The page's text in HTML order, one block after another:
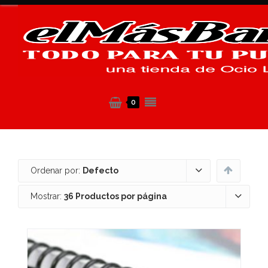
0
Ordenar por: Defecto
Mostrar: 36 Productos por página